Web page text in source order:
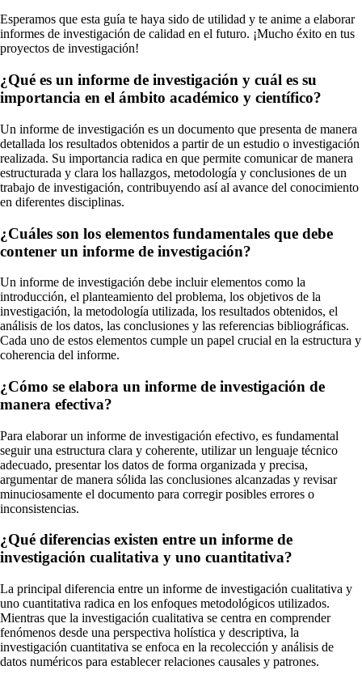
Esperamos que esta guía te haya sido de utilidad y te anime a elaborar
informes de investigación de calidad en el futuro. ¡Mucho éxito en tus
proyectos de investigación!
¿Qué es un informe de investigación y cuál es su
importancia en el ámbito académico y científico?
Un informe de investigación es un documento que presenta de manera
detallada los resultados obtenidos a partir de un estudio o investigación
realizada. Su importancia radica en que permite comunicar de manera
estructurada y clara los hallazgos, metodología y conclusiones de un
trabajo de investigación, contribuyendo así al avance del conocimiento
en diferentes disciplinas.
¿Cuáles son los elementos fundamentales que debe
contener un informe de investigación?
Un informe de investigación debe incluir elementos como la
introducción, el planteamiento del problema, los objetivos de la
investigación, la metodología utilizada, los resultados obtenidos, el
análisis de los datos, las conclusiones y las referencias bibliográficas.
Cada uno de estos elementos cumple un papel crucial en la estructura y
coherencia del informe.
¿Cómo se elabora un informe de investigación de
manera efectiva?
Para elaborar un informe de investigación efectivo, es fundamental
seguir una estructura clara y coherente, utilizar un lenguaje técnico
adecuado, presentar los datos de forma organizada y precisa,
argumentar de manera sólida las conclusiones alcanzadas y revisar
minuciosamente el documento para corregir posibles errores o
inconsistencias.
¿Qué diferencias existen entre un informe de
investigación cualitativa y uno cuantitativa?
La principal diferencia entre un informe de investigación cualitativa y
uno cuantitativa radica en los enfoques metodológicos utilizados.
Mientras que la investigación cualitativa se centra en comprender
fenómenos desde una perspectiva holística y descriptiva, la
investigación cuantitativa se enfoca en la recolección y análisis de
datos numéricos para establecer relaciones causales y patrones.